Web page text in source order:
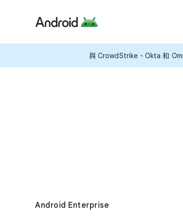
與 CrowdStrike、​Okta 和
Android Enterprise